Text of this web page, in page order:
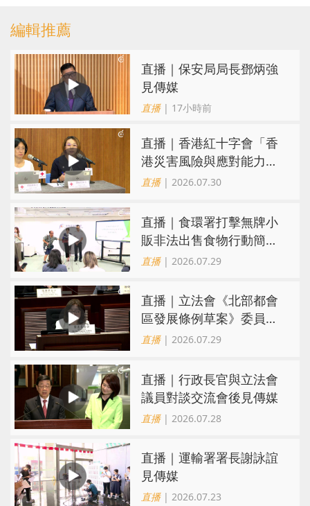
編輯推薦
直播｜保安局局長鄧炳強
見傳媒
直播| 17小時前
直播｜香港紅十字會「香
港災害風險與應對能力地
圖2026」研究發佈會
直播| 2026.07.30
直播｜食環署打擊無牌小
販非法出售食物行動簡報
會
直播| 2026.07.29
直播｜立法會《北部都會
區發展條例草案》委員會
會議
直播| 2026.07.29
直播｜行政長官與立法會
議員對談交流會後見傳媒
直播| 2026.07.28
直播｜運輸署署長謝詠誼
見傳媒
直播| 2026.07.23